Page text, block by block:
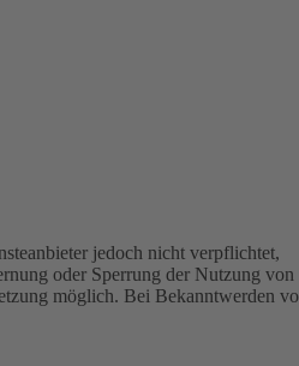
jedoch nicht verpflichtet,
oder Sperrung der Nutzung von
möglich. Bei Bekanntwerden